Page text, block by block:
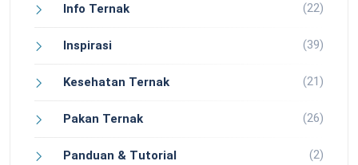
Info Ternak (22)
Inspirasi (39)
Kesehatan Ternak (21)
Pakan Ternak (26)
Panduan & Tutorial (2)